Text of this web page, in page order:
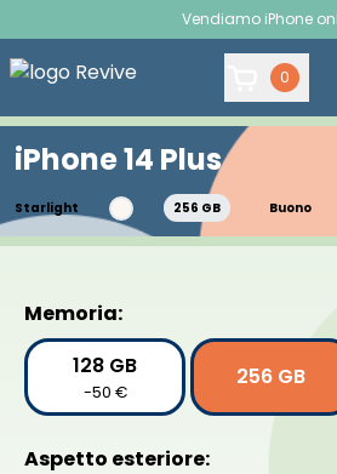
Vendiamo iPhone
0
iPhone 14 Plus
Starlight 256 GB Buono
Memoria:
128 GB
-50 €
256 GB
Aspetto esteriore: